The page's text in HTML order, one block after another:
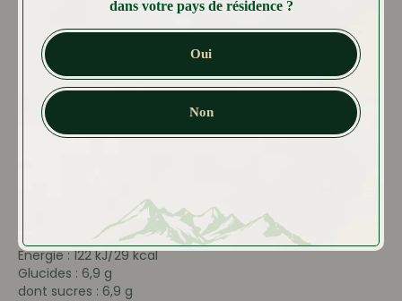
dans votre pays de résidence ?
Oui
Non
Informations nutritionnelles pour 100 mL de sirop
de citronade
Energie : 1097 kJ/263 kcal
Glucides : 62 g
dont sucres : 62 g
Contient des quantités négligeables de matières
Informations nutritionnelles pour un verre de 100
ml de sirop dilué à 1+8
Energie : 122 kJ/29 kcal
Glucides : 6,9 g
dont sucres : 6,9 g